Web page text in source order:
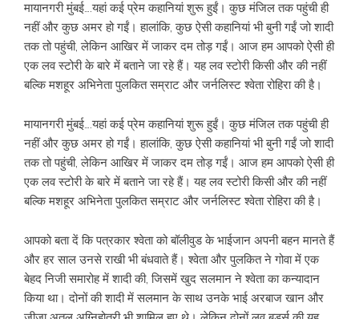
मायानगरी मुंबई….यहां कई प्रेम कहानियां शुरू हुईं। कुछ मंजिल तक पहुंची ही
नहीं और कुछ अमर हो गईं। हालांकि, कुछ ऐसी कहानियां भी बुनी गईं जो शादी
तक तो पहुंची, लेकिन आखिर में जाकर दम तोड़ गईं। आज हम आपको ऐसी ही
एक लव स्टोरी के बारे में बताने जा रहे हैं। यह लव स्टोरी किसी और की नहीं
बल्कि मशहूर अभिनेता पुलकित सम्राट और जर्नलिस्ट श्वेता रोहिरा की है।
मायानगरी मुंबई….यहां कई प्रेम कहानियां शुरू हुईं। कुछ मंजिल तक पहुंची ही
नहीं और कुछ अमर हो गईं। हालांकि, कुछ ऐसी कहानियां भी बुनी गईं जो शादी
तक तो पहुंची, लेकिन आखिर में जाकर दम तोड़ गईं। आज हम आपको ऐसी ही
एक लव स्टोरी के बारे में बताने जा रहे हैं। यह लव स्टोरी किसी और की नहीं
बल्कि मशहूर अभिनेता पुलकित सम्राट और जर्नलिस्ट श्वेता रोहिरा की है।
आपको बता दें कि पत्रकार श्वेता को बॉलीवुड के भाईजान अपनी बहन मानते हैं
और हर साल उनसे राखी भी बंधवाते हैं। श्वेता और पुलकित ने गोवा में एक
बेहद निजी समारोह में शादी की, जिसमें खुद सलमान ने श्वेता का कन्यादान
किया था। दोनों की शादी में सलमान के साथ उनके भाई अरबाज खान और